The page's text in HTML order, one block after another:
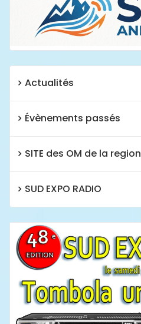
Actualités
Évènements passés
SITE des OM de la region
SUD EXPO RADIO